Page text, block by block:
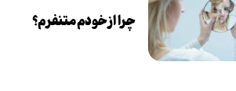
چرا از خودم متنفرم؟